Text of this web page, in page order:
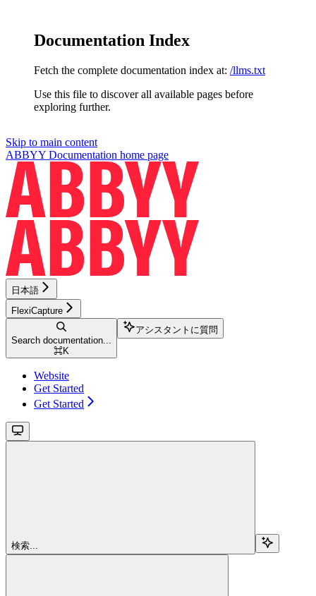
Documentation Index
Fetch the complete documentation index at: /llms.txt
Use this file to discover all available pages before
exploring further.
Skip to main content
ABBYY Documentation home page
日本語
FlexiCapture
Search documentation...
⌘K
アシスタントに質問
Website
Get Started
Get Started
検索...